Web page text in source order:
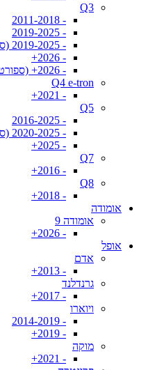
Q3
- 2011-2018
- 2019-2025
- 2019-2025 (ספורטבק)
- 2026+
- 2026+ (ספורטבק)
Q4 e-tron
- 2021+
Q5
- 2016-2025
- 2020-2025 (ספורטבק)
- 2025+
Q7
- 2016+
Q8
- 2018+
אומודה
אומודה 9
- 2026+
אופל
אדם
- 2013+
גרנדלנד
- 2017+
ויוארו
- 2014-2019
- 2019+
מוקה
- 2021+